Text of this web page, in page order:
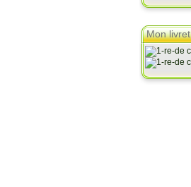
Mon livret